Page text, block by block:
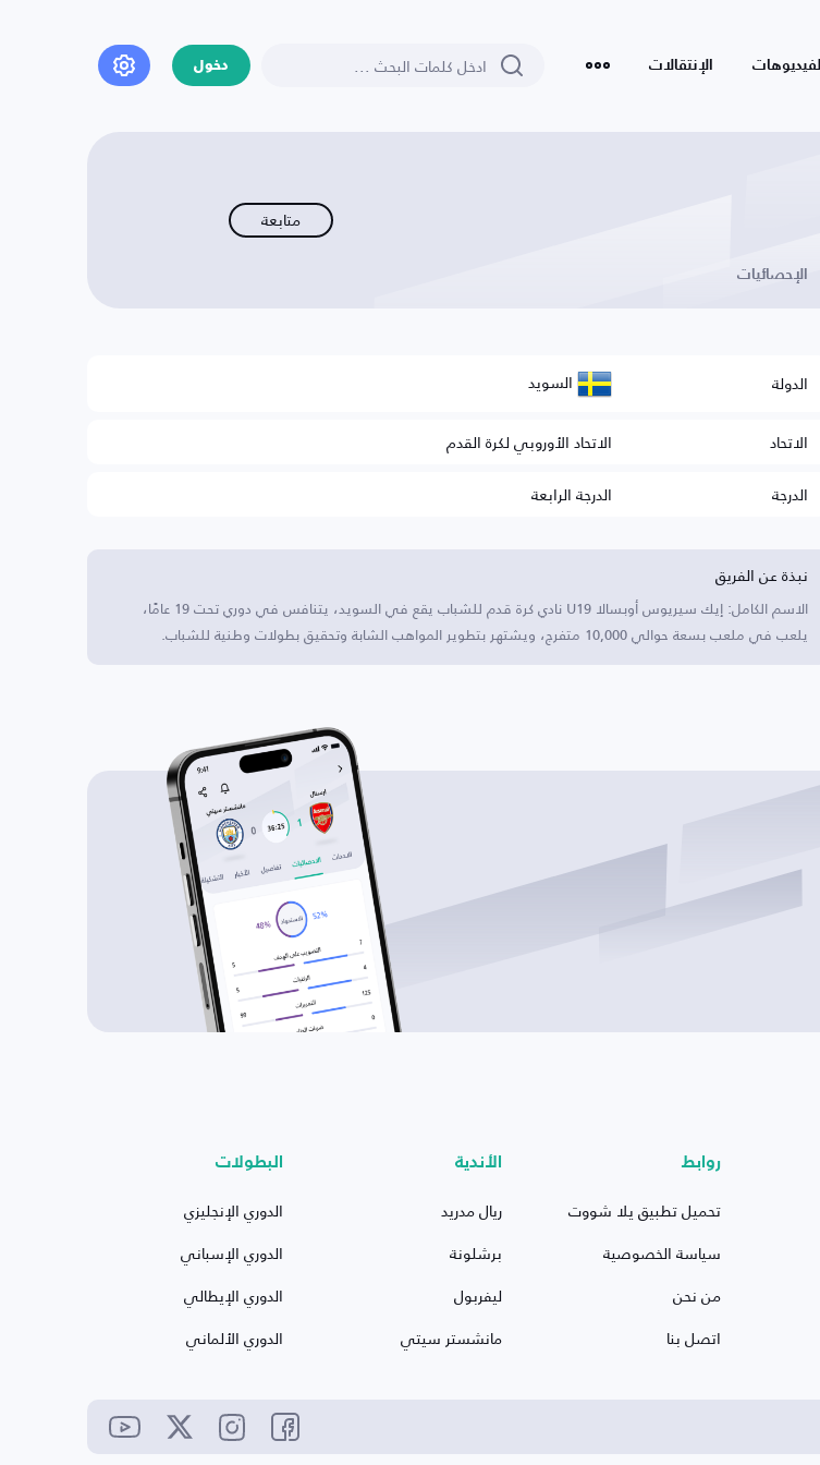
الفيديوهات الإنتقالات دخول
متابعة
الإحصائيات
الدولة السويد
الاتحاد
الاتحاد الأوروبي لكرة القدم
الدرجة
الدرجة الرابعة
نبذة عن الفريق
الاسم الكامل: إيك سيريوس أوبسالا U19 نادي كرة قدم للشباب يقع في السويد، يتنافس في دوري تحت 19 عامًا،
يلعب في ملعب بسعة حوالي 10,000 متفرج، ويشتهر بتطوير المواهب الشابة وتحقيق بطولات وطنية للشباب.
روابط
تحميل تطبيق يلا شووت
سياسة الخصوصية
من نحن
اتصل بنا
الأندية
ريال مدريد
برشلونة
ليفربول
مانشستر سيتي
البطولات
الدوري الإنجليزي
الدوري الإسباني
الدوري الإيطالي
الدوري الألماني